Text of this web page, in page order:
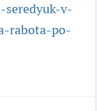
v-
rabota-po-